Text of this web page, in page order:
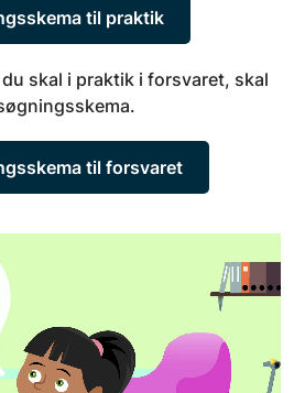
til praktik
skal i praktik i forsvaret, skal
til forsvaret